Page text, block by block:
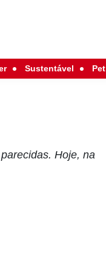
Sustentável Pet
Hoje, na